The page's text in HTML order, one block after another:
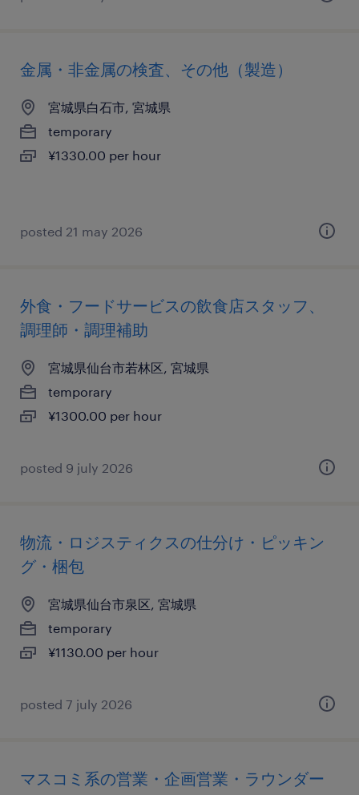
金属・非金属の検査、その他（製造）
宮城県白石市, 宮城県
temporary
¥1330.00 per hour
posted 21 may 2026
外食・フードサービスの飲食店スタッフ、
調理師・調理補助
宮城県仙台市若林区, 宮城県
temporary
¥1300.00 per hour
posted 9 july 2026
物流・ロジスティクスの仕分け・ピッキン
グ・梱包
宮城県仙台市泉区, 宮城県
temporary
¥1130.00 per hour
posted 7 july 2026
マスコミ系の営業・企画営業・ラウンダー